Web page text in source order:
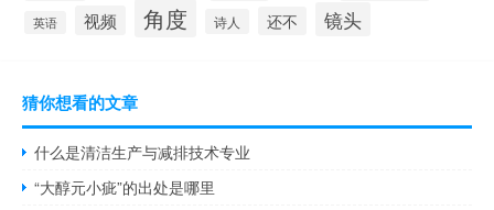
英语 视频 角度 诗人 还不 镜头
猜你想看的文章
什么是清洁生产与减排技术专业
“大醇元小疵”的出处是哪里